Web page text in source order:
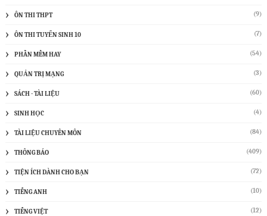
ÔN THI THPT (9)
ÔN THI TUYỂN SINH 10 (7)
PHẦN MỀM HAY (54)
QUẢN TRỊ MẠNG (3)
SÁCH - TÀI LIỆU (60)
SINH HỌC (4)
TÀI LIỆU CHUYÊN MÔN (84)
THÔNG BÁO (409)
TIỆN ÍCH DÀNH CHO BẠN (72)
TIẾNG ANH (10)
TIẾNG VIỆT (12)